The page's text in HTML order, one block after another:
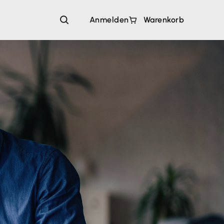
Anmelden Warenkorb